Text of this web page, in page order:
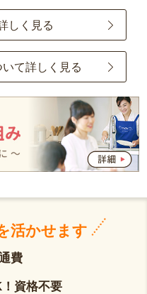
しく見る
て詳しく見る
活かせます
費
資格不要